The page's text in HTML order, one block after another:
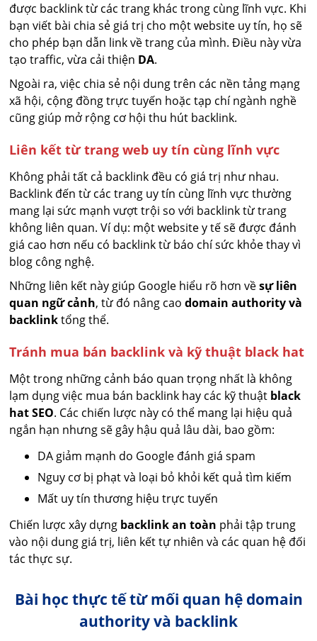
được backlink từ các trang khác trong cùng lĩnh vực. Khi
bạn viết bài chia sẻ giá trị cho một website uy tín, họ sẽ
cho phép bạn dẫn link về trang của mình. Điều này vừa
tạo traffic, vừa cải thiện DA.
Ngoài ra, việc chia sẻ nội dung trên các nền tảng mạng
xã hội, cộng đồng trực tuyến hoặc tạp chí ngành nghề
cũng giúp mở rộng cơ hội thu hút backlink.
Liên kết từ trang web uy tín cùng lĩnh vực
Không phải tất cả backlink đều có giá trị như nhau.
Backlink đến từ các trang uy tín cùng lĩnh vực thường
mang lại sức mạnh vượt trội so với backlink từ trang
không liên quan. Ví dụ: một website y tế sẽ được đánh
giá cao hơn nếu có backlink từ báo chí sức khỏe thay vì
blog công nghệ.
Những liên kết này giúp Google hiểu rõ hơn vềsự liên
quan ngữ cảnh, từ đó nâng caodomain authority và
backlinktổng thể.
Tránh mua bán backlink và kỹ thuật black hat
Một trong những cảnh báo quan trọng nhất là không
lạm dụng việc mua bán backlink hay các kỹ thuật black
hat SEO. Các chiến lược này có thể mang lại hiệu quả
ngắn hạn nhưng sẽ gây hậu quả lâu dài, bao gồm:
DA giảm mạnh do Google đánh giá spam
Nguy cơ bị phạt và loại bỏ khỏi kết quả tìm kiếm
Mất uy tín thương hiệu trực tuyến
Chiến lược xây dựng backlink an toàn phải tập trung
vào nội dung giá trị, liên kết tự nhiên và các quan hệ đối
tác thực sự.
Bài học thực tế từ mối quan hệ domain
authority và backlink